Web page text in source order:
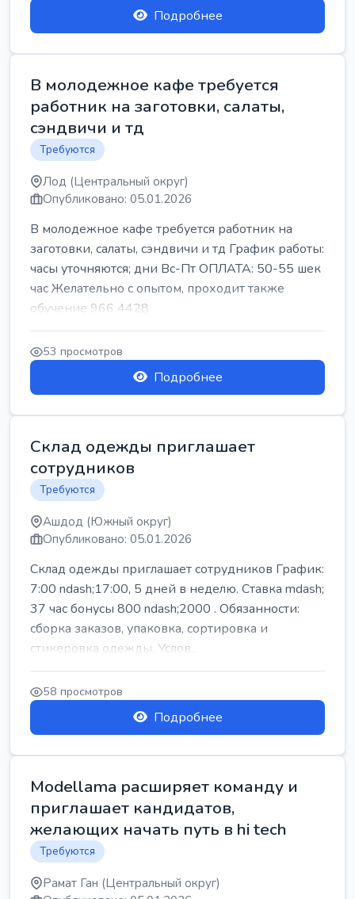
Подробнее
В молодежное кафе требуется
работник на заготовки, салаты,
сэндвичи и тд
Требуются
Лод (Центральный округ)
Опубликовано: 05.01.2026
В молодежное кафе требуется работник на
заготовки, салаты, сэндвичи и тд График работы:
часы уточняются; дни Вс-Пт ОПЛАТА: 50-55 шек
час Желательно с опытом, проходит также
обучение 966 4428
53 просмотров
Подробнее
Склад одежды приглашает
сотрудников
Требуются
Ашдод (Южный округ)
Опубликовано: 05.01.2026
Склад одежды приглашает сотрудников График:
7:00 ndash;17:00, 5 дней в неделю. Ставка mdash;
37 час бонусы 800 ndash;2000 . Обязанности:
сборка заказов, упаковка, сортировка и
стикеровка одежды. Услов...
58 просмотров
Подробнее
Modellama расширяет команду и
приглашает кандидатов,
желающих начать путь в hi tech
Требуются
Рамат Ган (Центральный округ)